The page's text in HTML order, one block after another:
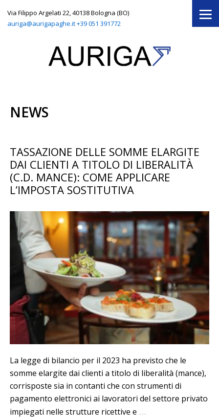
Via Filippo Argelati 22, 40138 Bologna (BO)
auriga@aurigapaghe.it+39 051 391772
NEWS
TASSAZIONE DELLE SOMME ELARGITE
DAI CLIENTI A TITOLO DI LIBERALITÀ
(C.D. MANCE): COME APPLICARE
L’IMPOSTA SOSTITUTIVA
La legge di bilancio per il 2023 ha previsto che le
somme elargite dai clienti a titolo di liberalità (mance),
corrisposte sia in contanti che con strumenti di
pagamento elettronici ai lavoratori del settore privato
impiegati nelle strutture ricettive e …